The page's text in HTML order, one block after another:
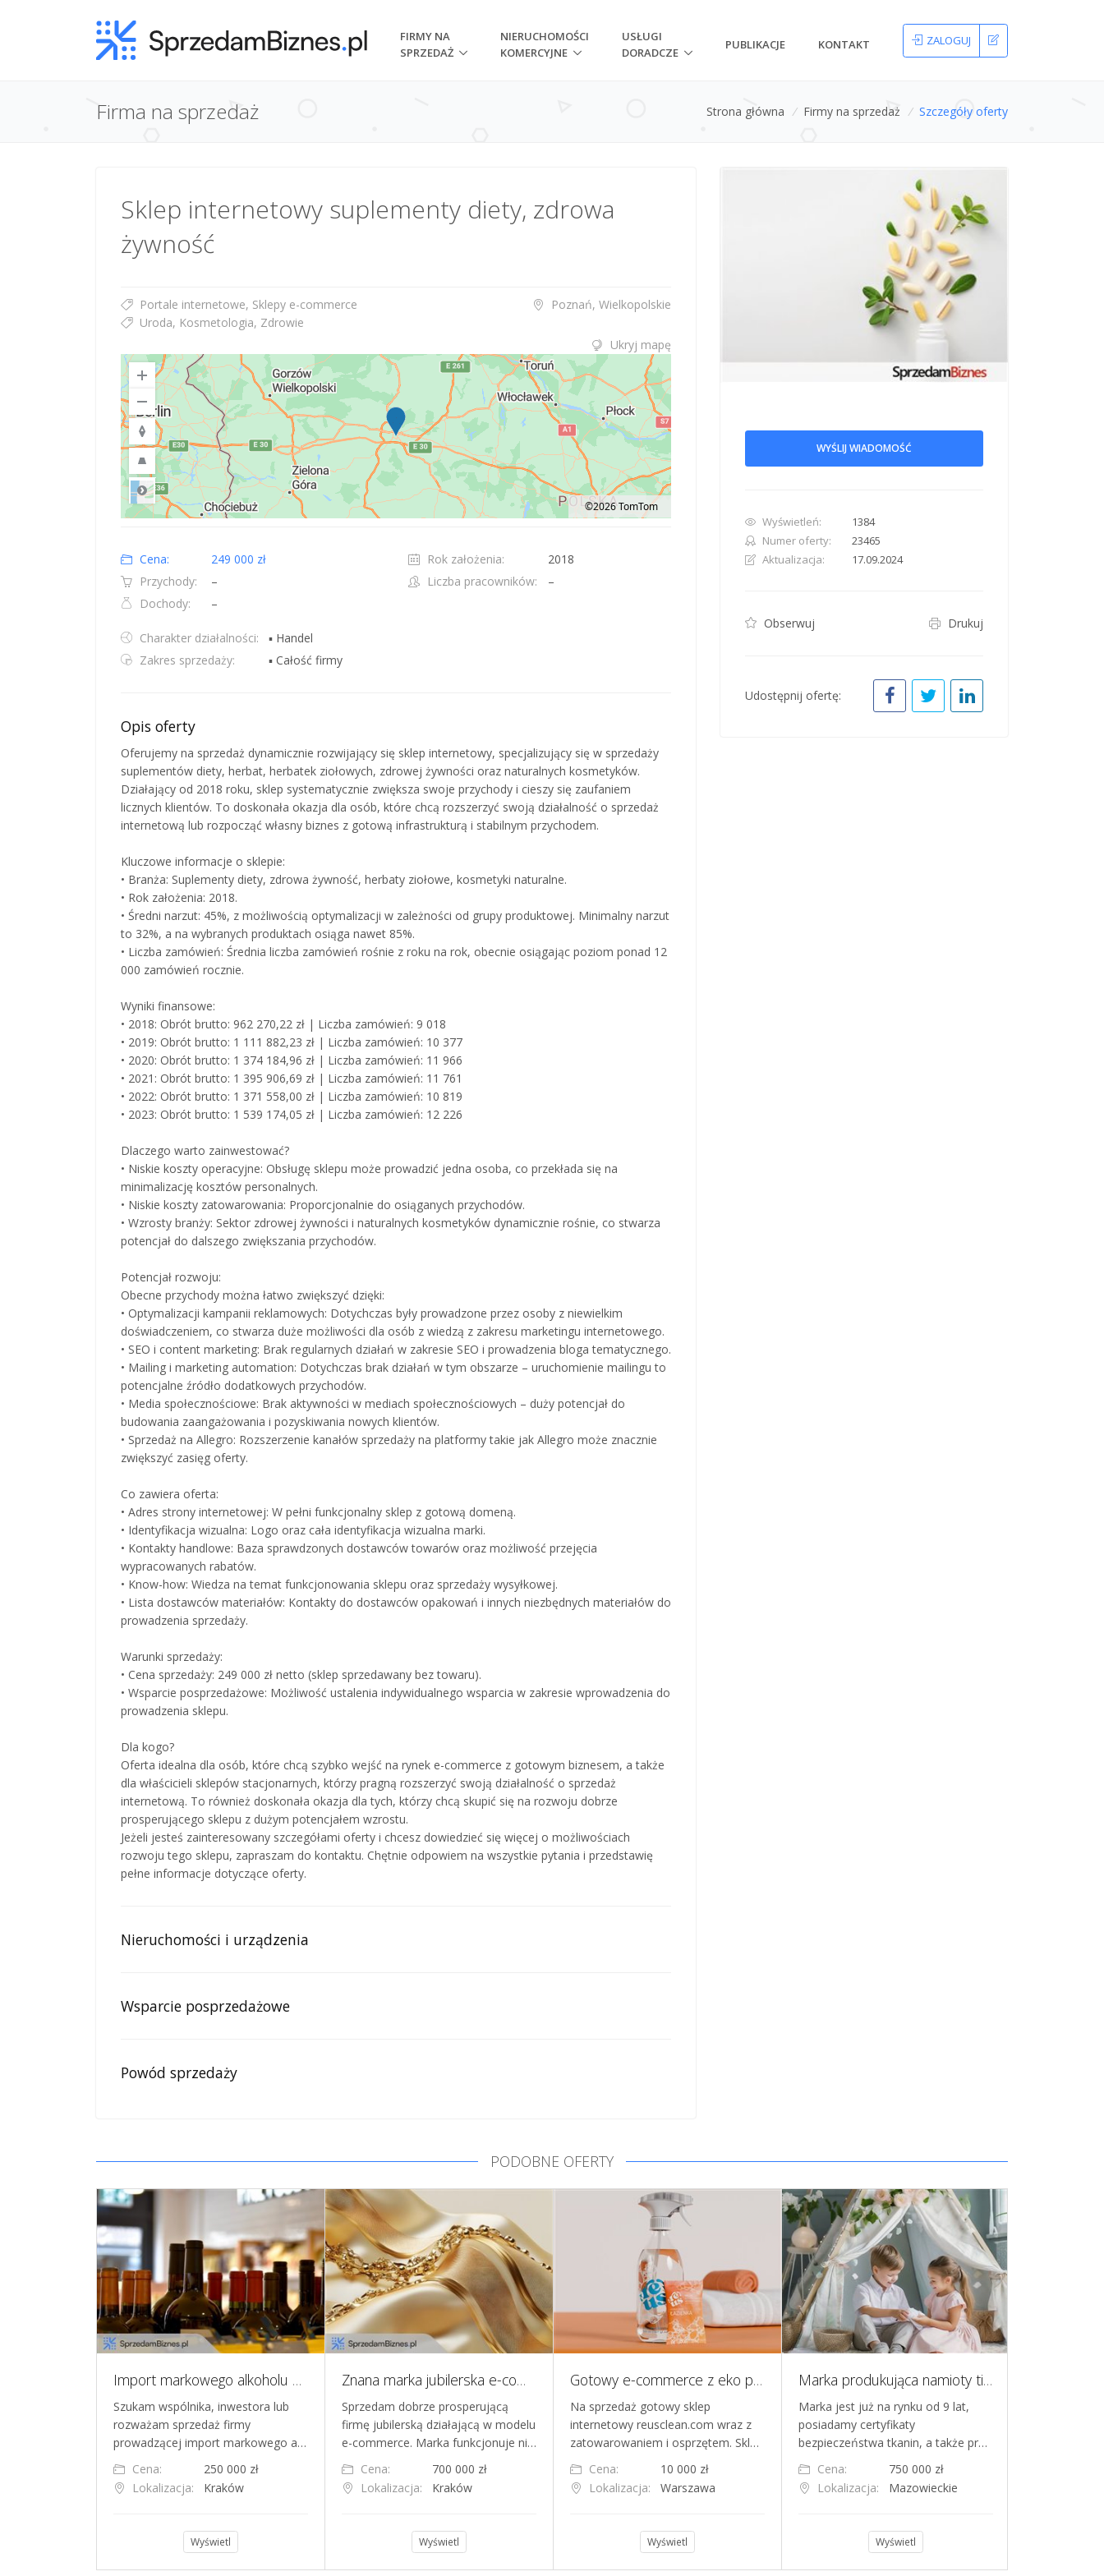
FIRMY NA
SPRZEDAŻ
NIERUCHOMOŚCI
KOMERCYJNE
USŁUGI
DORADCZE
PUBLIKACJE KONTAKT ZALOGUJ
Firma na sprzedaż Strona główna / Firmy na sprzedaż / Szczegóły oferty
Sklep internetowy suplementy diety, zdrowa
żywność
Portale internetowe, Sklepy e-commerce
Uroda, Kosmetologia, Zdrowie
Poznań, Wielkopolskie
Ukryj mapę
Map shortcuts: Zoom out: hyphen. Zoom in: plus. Pan right 100 pixels: right arrow. Pan left 100 pixels: left arrow. Pan up 100 pixels: up arrow. Pan down 100 pixels: down arrow. Rotate 15 degrees clockwise: shift +
Road
©2026 TomTom
Cena:
249 000 zł
Przychody:
–
Dochody:
–
Rok założenia:
2018
Liczba pracowników:
–
Charakter działalności:
▪ Handel
Zakres sprzedaży:
▪ Całość firmy
Opis oferty
Oferujemy na sprzedaż dynamicznie rozwijający się sklep internetowy, specjalizujący się w sprzedaży
suplementów diety, herbat, herbatek ziołowych, zdrowej żywności oraz naturalnych kosmetyków.
Działający od 2018 roku, sklep systematycznie zwiększa swoje przychody i cieszy się zaufaniem
licznych klientów. To doskonała okazja dla osób, które chcą rozszerzyć swoją działalność o sprzedaż
internetową lub rozpocząć własny biznes z gotową infrastrukturą i stabilnym przychodem.
Kluczowe informacje o sklepie:
• Branża: Suplementy diety, zdrowa żywność, herbaty ziołowe, kosmetyki naturalne.
• Rok założenia: 2018.
• Średni narzut: 45%, z możliwością optymalizacji w zależności od grupy produktowej. Minimalny narzut
to 32%, a na wybranych produktach osiąga nawet 85%.
• Liczba zamówień: Średnia liczba zamówień rośnie z roku na rok, obecnie osiągając poziom ponad 12
000 zamówień rocznie.
Wyniki finansowe:
• 2018: Obrót brutto: 962 270,22 zł | Liczba zamówień: 9 018
• 2019: Obrót brutto: 1 111 882,23 zł | Liczba zamówień: 10 377
• 2020: Obrót brutto: 1 374 184,96 zł | Liczba zamówień: 11 966
• 2021: Obrót brutto: 1 395 906,69 zł | Liczba zamówień: 11 761
• 2022: Obrót brutto: 1 371 558,00 zł | Liczba zamówień: 10 819
• 2023: Obrót brutto: 1 539 174,05 zł | Liczba zamówień: 12 226
Dlaczego warto zainwestować?
• Niskie koszty operacyjne: Obsługę sklepu może prowadzić jedna osoba, co przekłada się na
minimalizację kosztów personalnych.
• Niskie koszty zatowarowania: Proporcjonalnie do osiąganych przychodów.
• Wzrosty branży: Sektor zdrowej żywności i naturalnych kosmetyków dynamicznie rośnie, co stwarza
potencjał do dalszego zwiększania przychodów.
Potencjał rozwoju:
Obecne przychody można łatwo zwiększyć dzięki:
• Optymalizacji kampanii reklamowych: Dotychczas były prowadzone przez osoby z niewielkim
doświadczeniem, co stwarza duże możliwości dla osób z wiedzą z zakresu marketingu internetowego.
• SEO i content marketing: Brak regularnych działań w zakresie SEO i prowadzenia bloga tematycznego.
• Mailing i marketing automation: Dotychczas brak działań w tym obszarze – uruchomienie mailingu to
potencjalne źródło dodatkowych przychodów.
• Media społecznościowe: Brak aktywności w mediach społecznościowych – duży potencjał do
budowania zaangażowania i pozyskiwania nowych klientów.
• Sprzedaż na Allegro: Rozszerzenie kanałów sprzedaży na platformy takie jak Allegro może znacznie
zwiększyć zasięg oferty.
Co zawiera oferta:
• Adres strony internetowej: W pełni funkcjonalny sklep z gotową domeną.
• Identyfikacja wizualna: Logo oraz cała identyfikacja wizualna marki.
• Kontakty handlowe: Baza sprawdzonych dostawców towarów oraz możliwość przejęcia
wypracowanych rabatów.
• Know-how: Wiedza na temat funkcjonowania sklepu oraz sprzedaży wysyłkowej.
• Lista dostawców materiałów: Kontakty do dostawców opakowań i innych niezbędnych materiałów do
prowadzenia sprzedaży.
Warunki sprzedaży:
• Cena sprzedaży: 249 000 zł netto (sklep sprzedawany bez towaru).
• Wsparcie posprzedażowe: Możliwość ustalenia indywidualnego wsparcia w zakresie wprowadzenia do
prowadzenia sklepu.
Dla kogo?
Oferta idealna dla osób, które chcą szybko wejść na rynek e-commerce z gotowym biznesem, a także
dla właścicieli sklepów stacjonarnych, którzy pragną rozszerzyć swoją działalność o sprzedaż
internetową. To również doskonała okazja dla tych, którzy chcą skupić się na rozwoju dobrze
prosperującego sklepu z dużym potencjałem wzrostu.
Jeżeli jesteś zainteresowany szczegółami oferty i chcesz dowiedzieć się więcej o możliwościach
rozwoju tego sklepu, zapraszam do kontaktu. Chętnie odpowiem na wszystkie pytania i przedstawię
pełne informacje dotyczące oferty.
Nieruchomości i urządzenia
Wsparcie posprzedażowe
Powód sprzedaży
WYŚLIJ WIADOMOŚĆ
Wyświetleń:
1384
Numer oferty:
23465
Aktualizacja:
17.09.2024
Obserwuj Drukuj
Udostępnij ofertę:
PODOBNE OFERTY
Import markowego alkoholu Kraków - wyłączność na rynek Polski, sprzedaż spółki lub wejście wspólnika
Szukam wspólnika, inwestora lub
rozważam sprzedaż firmy
prowadzącej import markowego a…
Cena:
250 000 zł
Lokalizacja:
Kraków
Wyświetl
Znana marka jubilerska e-commerce
Sprzedam dobrze prosperującą
firmę jubilerską działającą w modelu
e-commerce. Marka funkcjonuje ni…
Cena:
700 000 zł
Lokalizacja:
Kraków
Wyświetl
Gotowy e-commerce z eko produktami do sprzątania. Własny brand.
Na sprzedaż gotowy sklep
internetowy reusclean.com wraz z
zatowarowaniem i osprzętem. Skl…
Cena:
10 000 zł
Lokalizacja:
Warszawa
Wyświetl
Marka produkująca namioty tipi i nie tylko, z własną szwalnią
Marka jest już na rynku od 9 lat,
posiadamy certyfikaty
bezpieczeństwa tkanin, a także pr…
Cena:
750 000 zł
Lokalizacja:
Mazowieckie
Wyświetl